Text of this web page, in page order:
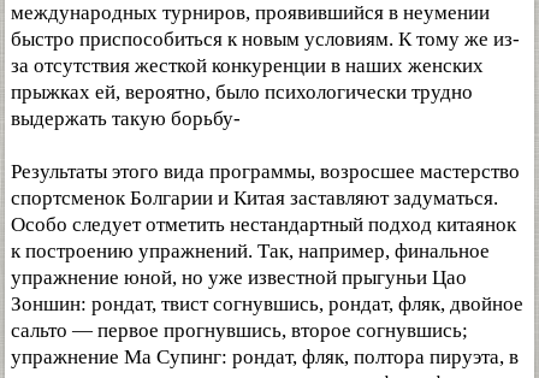
международных турниров, проявившийся в неумении
быстро приспособиться к новым условиям. К тому же из-
за отсутствия жесткой конкуренции в наших женских
прыжках ей, вероятно, было психологически трудно
выдержать такую борьбу-
Результаты этого вида программы, возросшее мастерство
спортсменок Болгарии и Китая заставляют задуматься.
Особо следует отметить нестандартный подход китаянок
к построению упражнений. Так, например, финальное
упражнение юной, но уже известной прыгуньи Цао
Зоншин: рондат, твист согнувшись, рондат, фляк, двойное
сальто — первое прогнувшись, второе согнувшись;
упражнение Ма Супинг: рондат, фляк, полтора пируэта, в